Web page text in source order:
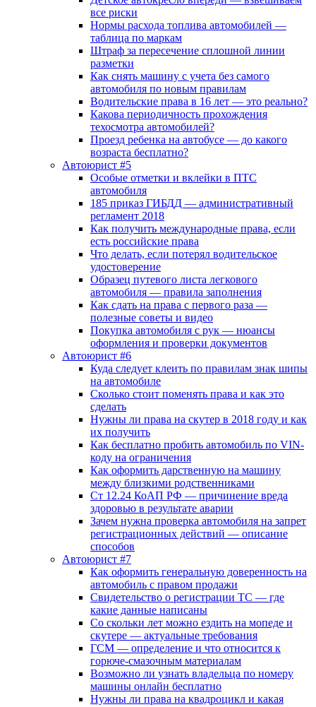
все риски
Нормы расхода топлива автомобилей —
таблица по маркам
Штраф за пересечение сплошной линии
разметки
Как снять машину с учета без самого
автомобиля по новым правилам
Водительские права в 16 лет — это реально?
Какова периодичность прохождения
техосмотра автомобилей?
Проезд ребенка на автобусе — до какого
возраста бесплатно?
Автоюрист #5
Особые отметки и вклейки в ПТС
автомобиля
185 приказ ГИБДД — административный
регламент 2018
Как получить международные права, если
есть российские права
Что делать, если потерял водительское
удостоверение
Образец путевого листа легкового
автомобиля — правила заполнения
Как сдать на права с первого раза —
полезные советы и видео
Покупка автомобиля с рук — нюансы
оформления и проверки документов
Автоюрист #6
Куда следует клеить по правилам знак шипы
на автомобиле
Сколько стоит поменять права и как это
сделать
Нужны ли права на скутер в 2018 году и как
их получить
Как бесплатно пробить автомобиль по VIN-
коду на ограничения
Как оформить дарственную на машину
между близкими родственниками
Ст 12.24 КоАП РФ — причинение вреда
здоровью в результате аварии
Зачем нужна проверка автомобиля на запрет
регистрационных действий — описание
способов
Автоюрист #7
Как оформить генеральную доверенность на
автомобиль с правом продажи
Свидетельство о регистрации ТС — где
какие данные написаны
Со скольки лет можно ездить на мопеде и
скутере — актуальные требования
ГСМ — определение и что относится к
горюче-смазочным материалам
Возможно ли узнать владельца по номеру
машины онлайн бесплатно
Нужны ли права на квадроцикл и какая